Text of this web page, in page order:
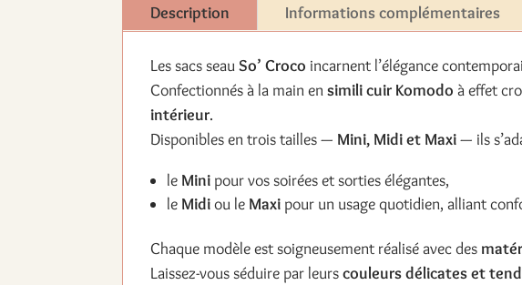
Description Informations complémentaires
Les sacs seauSo’ Croco incarnent l’élégance
Confectionnés à la main ensimili cuir Komodo à effet
intérieur.
Disponibles en trois tailles — Mini, Midi et Maxi— ils
le Mini pour vos soirées et sorties élégantes,
le Midiou le Maxi pour un usage quotidien, alliant
Chaque modèle est soigneusement réalisé avec des
Laissez-vous séduire par leurscouleurs délicates et